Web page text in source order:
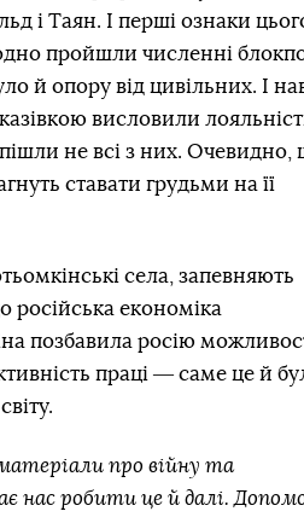
і Таян. І перші ознаки
пройшли численні
й опору від цивільних. І
висловили
не всі з них. Очевидно,
ставати грудьми на її
села, запевняють
російська економіка
позбавила росію
праці ― саме це й
про війну та
нас робити це й далі.